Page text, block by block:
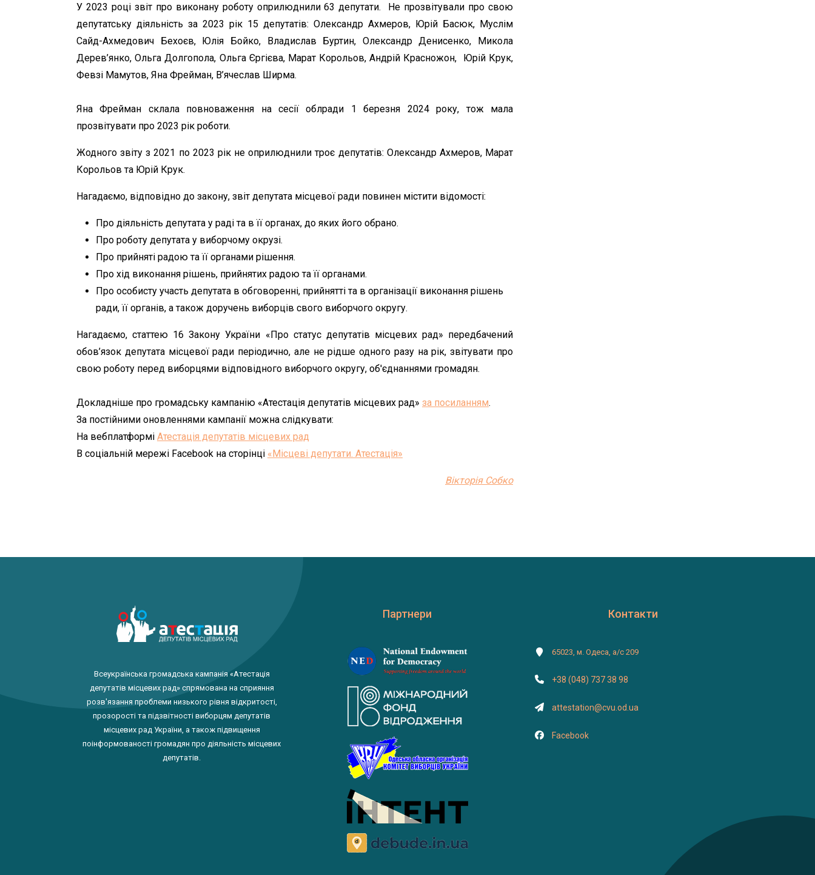
У 2023 році звіт про виконану роботу оприлюднили 63 депутати. Не прозвітували про свою
депутатську діяльність за 2023 рік 15 депутатів: Олександр Ахмеров, Юрій Басюк, Муслім
Сайд-Ахмедович Бехоєв, Юлія Бойко, Владислав Буртин, Олександр Денисенко, Микола
Дерев’янко, Ольга Долгопола, Ольга Єргієва, Марат Корольов, Андрій Красножон, Юрій Крук,
Февзі Мамутов, Яна Фрейман, В’ячеслав Ширма.
Яна Фрейман склала повноваження на сесії облради 1 березня 2024 року, тож мала
прозвітувати про 2023 рік роботи.
Жодного звіту з 2021 по 2023 рік не оприлюднили троє депутатів: Олександр Ахмеров, Марат
Корольов та Юрій Крук.
Нагадаємо, відповідно до закону, звіт депутата місцевої ради повинен містити відомості:
Про діяльність депутата у раді та в її органах, до яких його обрано.
Про роботу депутата у виборчому окрузі.
Про прийняті радою та її органами рішення.
Про хід виконання рішень, прийнятих радою та її органами.
Про особисту участь депутата в обговоренні, прийнятті та в організації виконання рішень
ради, її органів, а також доручень виборців свого виборчого округу.
Нагадаємо, статтею 16 Закону України «Про статус депутатів місцевих рад» передбачений
обов’язок депутата місцевої ради періодично, але не рідше одного разу на рік, звітувати про
свою роботу перед виборцями відповідного виборчого округу, об'єднаннями громадян.
Докладніше про громадську кампанію «Атестація депутатів місцевих рад» за посиланням.
За постійними оновленнями кампанії можна слідкувати:
На вебплатформі Атестація депутатів місцевих рад
В соціальній мережі Facebook на сторінці «Місцеві депутати. Атестація»
Вікторія Собко
Всеукраїнська громадська кампанія «Атестація
депутатів місцевих рад» спрямована на сприяння
розв'язання проблеми низького рівня відкритості,
прозорості та підзвітності виборцям депутатів
місцевих рад України, а також підвищення
поінформованості громадян про діяльність місцевих
депутатів.
Партнери Контакти
65023, м. Одеса, а/с 209
+38 (048) 737 38 98
attestation@cvu.od.ua
Facebook